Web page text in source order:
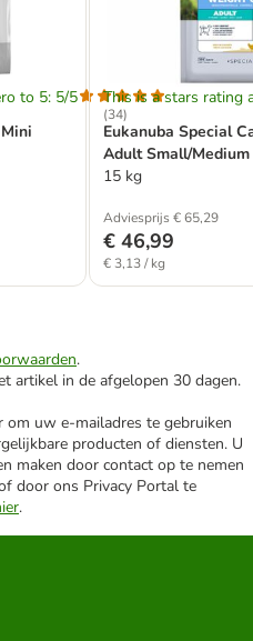
to 5: 5/5 This is a stars rating
(34)
Eukanuba Special
Adult Small/Medium
15 kg
Adviesprijs € 65,29
€ 46,99
€ 3,13 / kg
.
artikel in de afgelopen 30 dagen.
uw e-mailadres te gebruiken
producten of diensten. U
maken door contact op te nemen
door ons Privacy Portal te
.